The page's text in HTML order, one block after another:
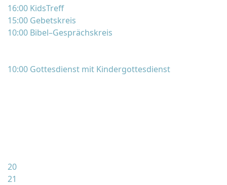
16:00 KidsTreff
15:00 Gebetskreis
10:00 Bibel–Gesprächskreis
10:00 Gottesdienst mit Kindergottesdienst
20
21